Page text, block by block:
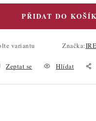
PŘIDAT DO
variantu Značka:
Zeptat se Hlídat